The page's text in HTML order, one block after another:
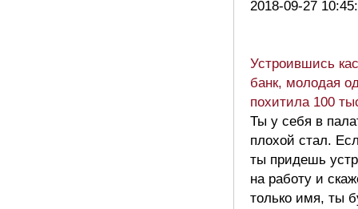
2018-09-27
Устроившись
банк, молодая
похитила 100
Ты у себя в
плохой стал.
ты придешь
на работу и
только имя, ты